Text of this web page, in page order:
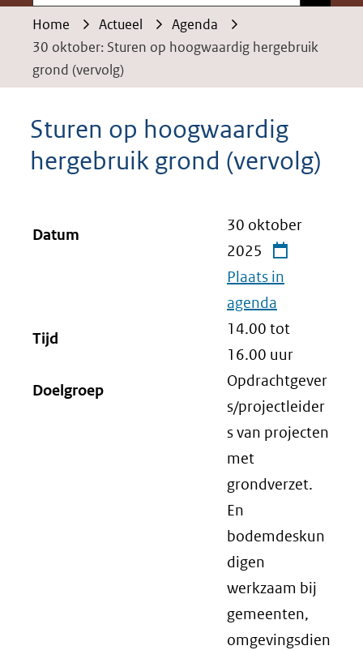
Home Actueel
Agenda
30 oktober: Sturen op hoogwaardig hergebruik
grond (vervolg)
Sturen op hoogwaardig
hergebruik grond (vervolg)
Datum
30 oktober
2025
Plaats in
agenda
Tijd
14.00 tot
16.00 uur
Doelgroep
Opdrachtgever
s/projectleider
s van projecten
met
grondverzet.
En
bodemdeskun
digen
werkzaam bij
gemeenten,
omgevingsdien